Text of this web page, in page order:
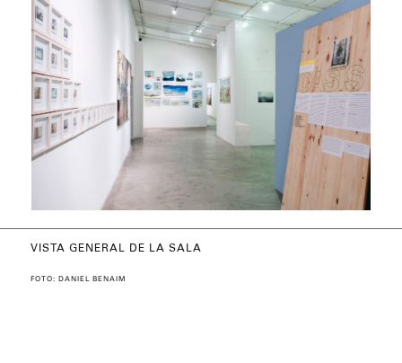
VISTA GENERAL DE LA SALA
FOTO: DANIEL BENAIM
JOSÉ M. RAMÍREZ: RETRATOS AUSENTES.
MARÍA TERESA HAMON: SIN TÍTULO, 2016
LESLY CHACÓN: MARINAS Y OTRAS, 2014-
LESLY CHACÓN: MARINAS Y OTRAS, 2014-
VISTA GENERAL DE LA SALA
EFRAÍN UGUETO: DE’MORFOS DE LA SERIE
EFRAÍN UGUETO: DE’MORFOS DE LA SERIE
ARSENIO REYES & CLARA FERRAND: PROJET
COSTANZA DE ROGATIS: HUMAN NATURE,
VISTA GENERAL DE LA SALA
VISTA GENERAL DE LA SALA
STARSKY BRINES: DE LA SERIE YOU SPEAK